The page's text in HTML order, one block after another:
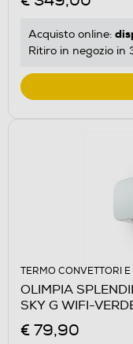
Acquisto online:
Ritiro in negozio in
TERMO CONVETTORI
OLIMPIA
SKY G WIFI-
€ 79,90